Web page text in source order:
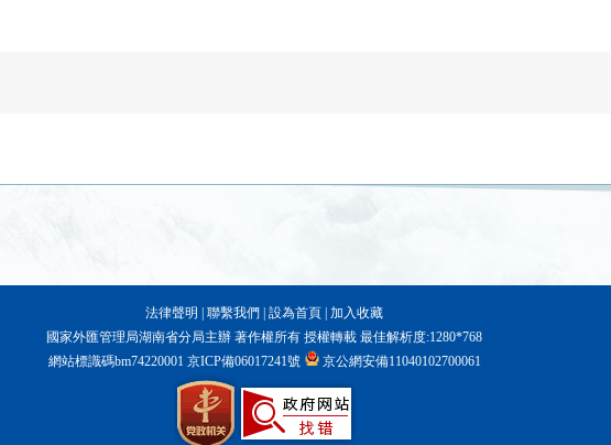
法律聲明 聯繫我們 設為首頁 加入收藏
國家外匯管理局湖南省分局主辦 著作權所有 授權轉載 最佳解析度:1280*768
網站標識碼bm74220001京ICP備06017241號 京公網安備11040102700061